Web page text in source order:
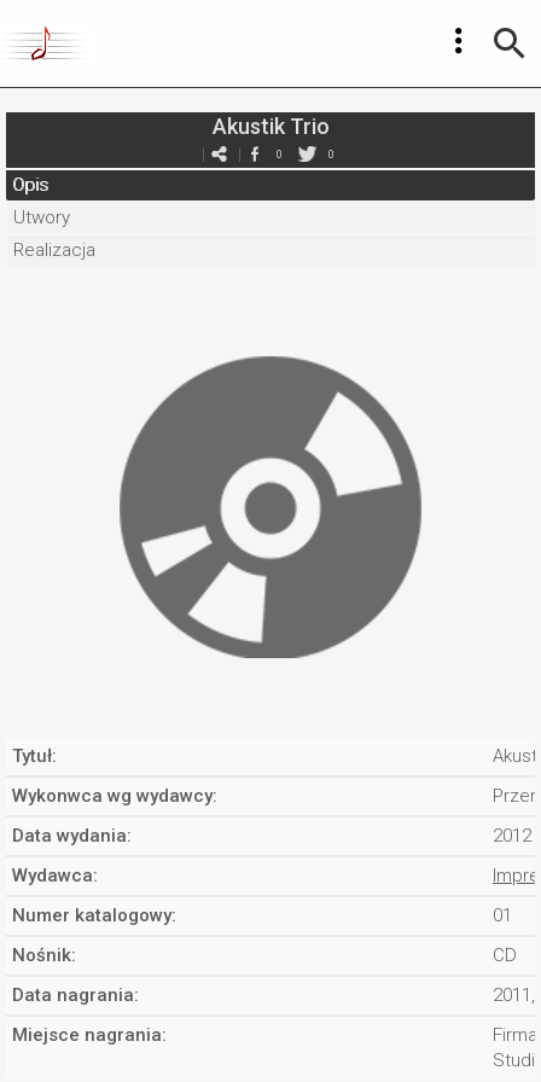
Akustik Trio
0 0
Opis
Utwory
Realizacja
Tytuł:
Wykonwca wg wydawcy:
Data wydania:
2012
Wydawca:
Numer katalogowy:
01
Nośnik:
CD
Data nagrania:
2011,
Miejsce nagrania: